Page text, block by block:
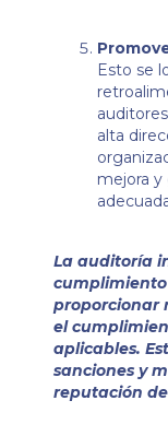
Esto se
alta
mejora
La auditoría
proporcionar
el
aplicables.
sanciones y
reputación